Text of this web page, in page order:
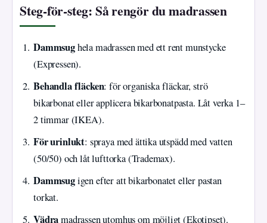
Steg-för-steg: Så rengör du madrassen
Dammsughela madrassen med ett rent munstycke
(Expressen).
Behandla fläcken: för organiska fläckar, strö
bikarbonat eller applicera bikarbonatpasta. Låt verka 1–
2 timmar (IKEA).
För urinlukt: spraya med ättika utspädd med vatten
(50/50) och låt lufttorka (Trademax).
Dammsugigen efter att bikarbonatet eller pastan
torkat.
Vädramadrassen utomhus om möjligt (Ekotipset).